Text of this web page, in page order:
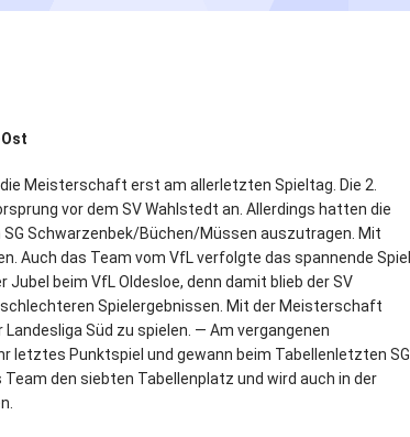
Meisterschaft erst am allerletzten Spieltag. Die 2.
vor dem SV Wahlstedt an. Allerdings hatten die
Schwarzenbek/Büchen/Müssen auszutragen. Mit
Auch das Team vom VfL verfolgte das spannende Spiel
beim VfL Oldesloe, denn damit blieb der SV
Spielergebnissen. Mit der Meisterschaft
Süd zu spielen. — Am vergangenen
letztes Punktspiel und gewann beim Tabellenletzten SG
den siebten Tabellenplatz und wird auch in der